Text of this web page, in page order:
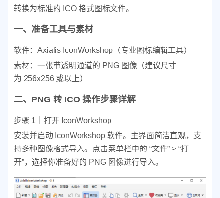
转换为标准的 ICO 格式图标文件。
一、准备工具与素材
软件：Axialis IconWorkshop（专业图标编辑工具）
素材：一张带透明通道的 PNG 图像（建议尺寸
为 256x256 或以上）
二、PNG 转 ICO 操作步骤详解
步骤 1｜打开 IconWorkshop
安装并启动 IconWorkshop 软件。主界面简洁直观，支
持多种图像格式导入。
点击菜单栏中的 “文件” > “打
开”，选择你准备好的 PNG 图像进行导入。